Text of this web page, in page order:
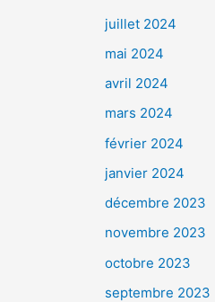
juillet 2024
mai 2024
avril 2024
mars 2024
février 2024
janvier 2024
décembre 2023
novembre 2023
octobre 2023
septembre 2023